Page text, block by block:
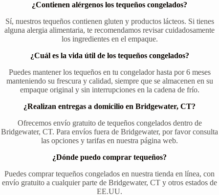
¿Contienen alérgenos los tequeños congelados?
Sí, nuestros tequeños contienen gluten y productos lácteos. Si tienes
alguna alergia alimentaria, te recomendamos revisar cuidadosamente
los ingredientes en el empaque.
¿Cuál es la vida útil de los tequeños congelados?
Puedes mantener los tequeños en tu congelador hasta por 6 meses
manteniendo su frescura y calidad, siempre que se almacenen en su
empaque original y sin interrupciones en la cadena de frío.
¿Realizan entregas a domicilio en Bridgewater, CT?
Ofrecemos envío gratuito de tequeños congelados dentro de
Bridgewater, CT. Para envíos fuera de Bridgewater, por favor consulta
las opciones y tarifas en nuestra página web.
¿Dónde puedo comprar tequeños?
Puedes comprar tequeños congelados en nuestra tienda en línea, con
envío gratuito a cualquier parte de Bridgewater, CT y otros estados de
EE.UU.